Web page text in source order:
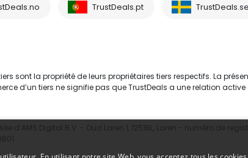
TrustDeals.pt TrustDeals.se
sont la propriété de leurs propriétaires tiers respectifs. La
d’un tiers ne signifie pas que TrustDeals a une relation active